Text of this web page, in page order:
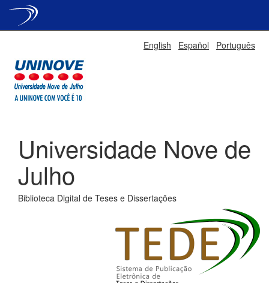
English Español Português
Universidade Nove de
Julho
Biblioteca Digital de Teses e Dissertações